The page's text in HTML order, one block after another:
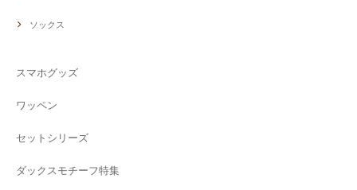
ソックス
スマホグッズ
ワッペン
セットシリーズ
ダックスモチーフ特集